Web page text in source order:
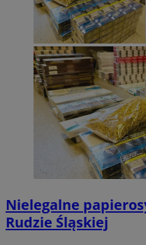
Nielegalne
Rudzie Śląskiej